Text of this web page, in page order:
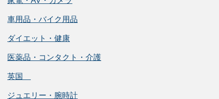
車用品・バイク用品
ダイエット・健康
医薬品・コンタクト・介護
英国
ジュエリー・腕時計